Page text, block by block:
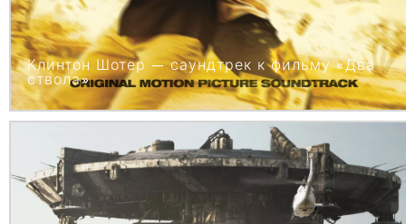
Клинтон Шотер — саундтрек к фильму «Два
ствола»